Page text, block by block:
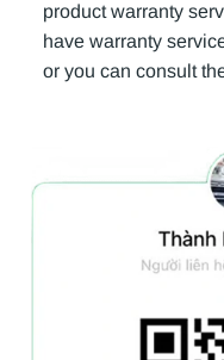
product warranty
have warranty
or you can consult